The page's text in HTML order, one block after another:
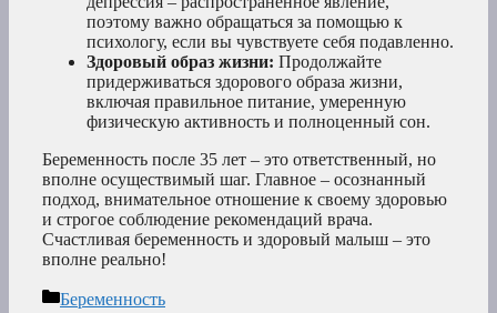
поэтому важно обращаться за помощью к
психологу, если вы чувствуете себя подавленно.
Здоровый образ жизни: Продолжайте
придерживаться здорового образа жизни,
включая правильное питание, умеренную
физическую активность и полноценный сон.
Беременность после 35 лет – это ответственный, но
вполне осуществимый шаг. Главное – осознанный
подход, внимательное отношение к своему здоровью
и строгое соблюдение рекомендаций врача.
Счастливая беременность и здоровый малыш – это
вполне реально!
Рубрики
Беременность